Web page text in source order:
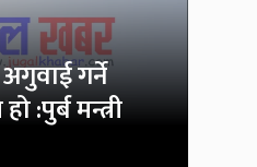
गर्ने
:पुर्ब मन्त्री